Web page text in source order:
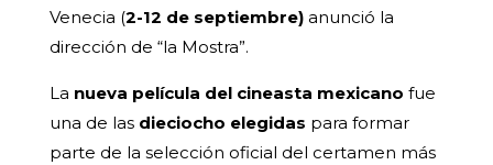
Venecia (2-12 de septiembre)anunció la
dirección de “la Mostra”.
La nueva película del cineasta mexicano fue
una de las dieciocho elegidas para formar
parte de la selección oficial del certamen más